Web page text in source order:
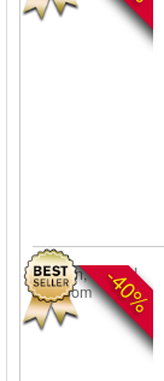
-40%
London, United
Kingdom